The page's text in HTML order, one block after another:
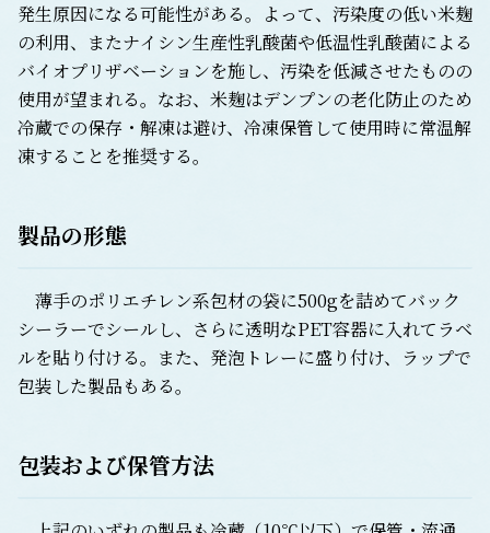
発生原因になる可能性がある。よって、汚染度の低い米麹
の利用、またナイシン生産性乳酸菌や低温性乳酸菌による
バイオプリザベーションを施し、汚染を低減させたものの
使用が望まれる。なお、米麹はデンプンの老化防止のため
冷蔵での保存・解凍は避け、冷凍保管して使用時に常温解
凍することを推奨する。
製品の形態
薄手のポリエチレン系包材の袋に500gを詰めてバック
シーラーでシールし、さらに透明なPET容器に入れてラベ
ルを貼り付ける。また、発泡トレーに盛り付け、ラップで
包装した製品もある。
包装および保管方法